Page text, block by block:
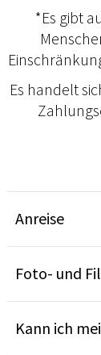
*Es gibt
Es handelt
Anreise
Foto- und
Kann ich